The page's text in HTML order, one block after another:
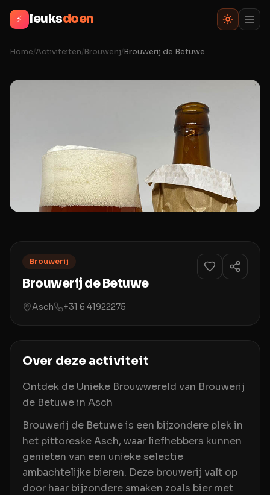
⚡ leuksdoen
Home/Activiteiten/Brouwerij/Brouwerij de Betuwe
Brouwerij
Brouwerij de Betuwe
Asch +31 6 41922275
Over deze activiteit
Ontdek de Unieke Brouwwereld van Brouwerij
de Betuwe in Asch
Brouwerij de Betuwe is een bijzondere plek in
het pittoreske Asch, waar liefhebbers kunnen
genieten van een unieke selectie
ambachtelijke bieren. Deze brouwerij valt op
door haar bijzondere smaken zoals bier met